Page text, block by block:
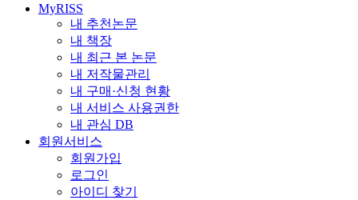
MyRISS
내 추천논문
내 책장
내 최근 본 논문
내 저작물관리
내 구매·신청 현황
내 서비스 사용권한
내 관심 DB
회원서비스
회원가입
로그인
아이디 찾기